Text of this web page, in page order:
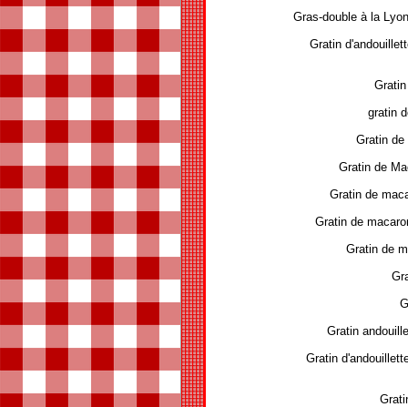
Gras-double à la
Gratin
gratin
Gratin de
Gratin de
Gratin de
Gratin de
Gratin de
Gratin
Gratin